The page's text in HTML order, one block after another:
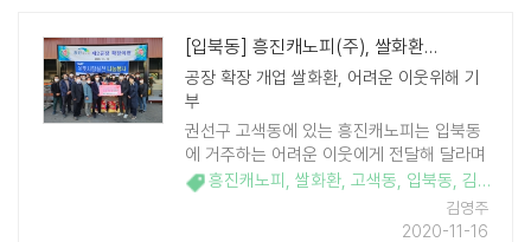
[입북동] 흥진캐노피(주), 쌀화환으로 이웃사랑 나눔 실천
공장 확장 개업 쌀화환, 어려운 이웃위해 기
부
권선구 고색동에 있는 흥진캐노피는 입북동
에 거주하는 어려운 이웃에게 전달해 달라며
16일, 쌀 600kg와 현금 50만원을 입북동
행정복지센터에 기탁했다. 이날 기부는 흥진
캐노피 제2 공장 확장 개업식 때 이웃 사랑
흥진캐노피 , 쌀화환, 고색동, 입북동, 김화석
김영주
2020-11-16